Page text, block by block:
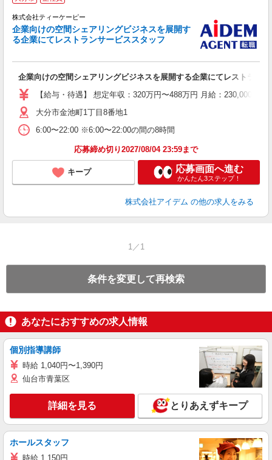
株式会社ティーケーピー
企業向けの空間シェアリングビジネスを展開す
る企業にてレストランサービススタッフ
企業向けの空間シェアリングビジネスを展開する企業にてレストラン
【給与・待遇】 想定年収：320万円〜488万円 月給：230,000
大分市金池町1丁目8番地1
6:00〜22:00 ※6:00〜22:00の間の8時間
応募締め切り2027/08/04 23:59まで
キープ 応募画面へ進む
かんたん3ステップ！
株式会社アイデム の他の求人をみる
1／1
条件を変更して再検索
あなたにおすすめの求人情報
個別指導講師
時給 1,040円〜1,390円
仙台市青葉区
詳細を見る とりあえずキープ
ホールスタッフ
時給 1,150円